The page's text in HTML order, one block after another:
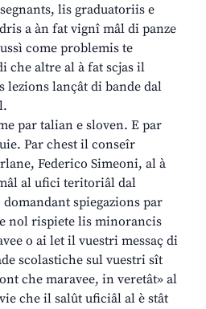
lis graduatoriis e
a àn fat vignî mâl di panze
come problemis te
che altre al à fat scjas il
lezions lançât di bande dal
par talian e sloven. E par
Par chest il conseîr
Federico Simeoni, al à
al ufici teritoriâl dal
spiegazions par
nol rispiete lis minorancis
o ai let il vuestri messaç di
scolastiche sul vuestri sît
che maravee, in veretât» al
che il salût uficiâl al è stât